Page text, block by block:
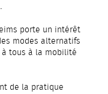
porte un intérêt
modes alternatifs
à tous à la mobilité
de la pratique